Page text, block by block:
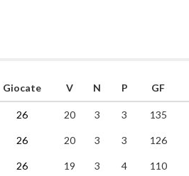
Giocate V N P GF
26 20 3 3 135
26 20 3 3 126
26 19 3 4 110